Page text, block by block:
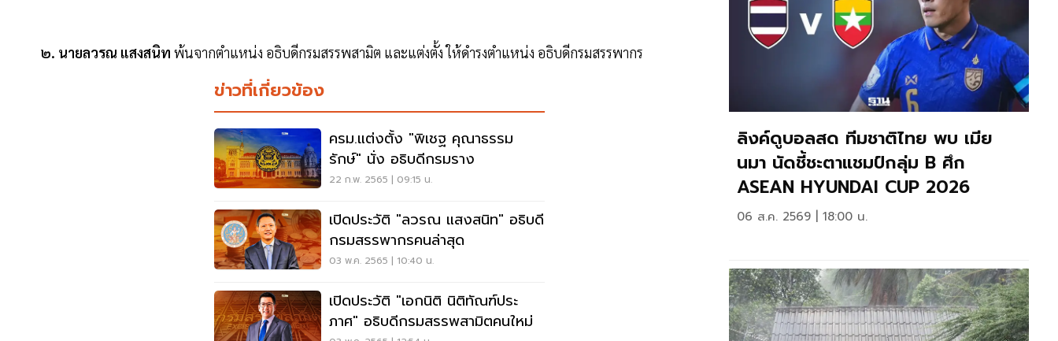
๒. นายลวรณ แสงสนิท พ้นจากตําแหน่ง อธิบดีกรมสรรพสามิต และแต่งตั้ง ให้ดํารงตําแหน่ง อธิบดีกรมสรรพากร
ข่าวที่เกี่ยวข้อง
ครม.แต่งตั้ง "พิเชฐ คุณาธรรม
รักษ์" นั่ง อธิบดีกรมราง
22 ก.พ. 2565 | 09:15 น.
เปิดประวัติ "ลวรณ แสงสนิท" อธิบดี
กรมสรรพากรคนล่าสุด
03 พ.ค. 2565 | 10:40 น.
เปิดประวัติ "เอกนิติ นิติทัณฑ์ประ
ภาศ" อธิบดีกรมสรรพสามิตคนใหม่
ลิงค์ดูบอลสด ทีมชาติไทย พบ เมีย
นมา นัดชี้ชะตาแชมป์กลุ่ม B ศึก
ASEAN HYUNDAI CUP 2026
06 ส.ค. 2569 | 18:00 น.